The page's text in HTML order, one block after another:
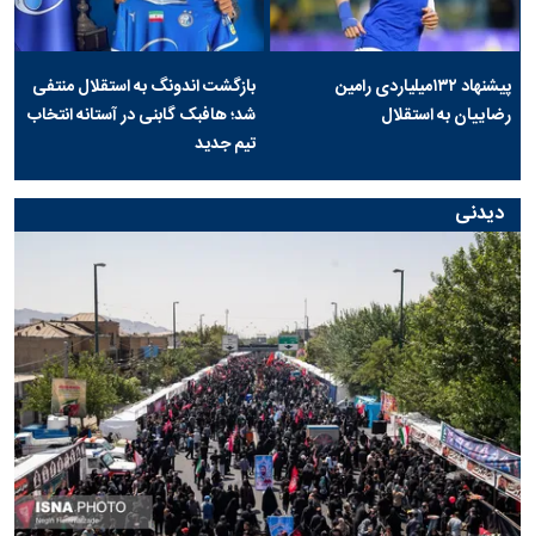
پیشنهاد ۱۳۲میلیاردی رامین
رضاییان به استقلال
بازگشت اندونگ به استقلال منتفی
شد؛ هافبک گابنی در آستانه انتخاب
تیم جدید
دیدنی